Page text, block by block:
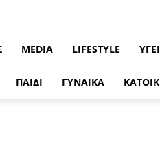
MEDIA LIFESTYLE
ΠΑΙΔΙ ΓΥΝΑΙΚΑ